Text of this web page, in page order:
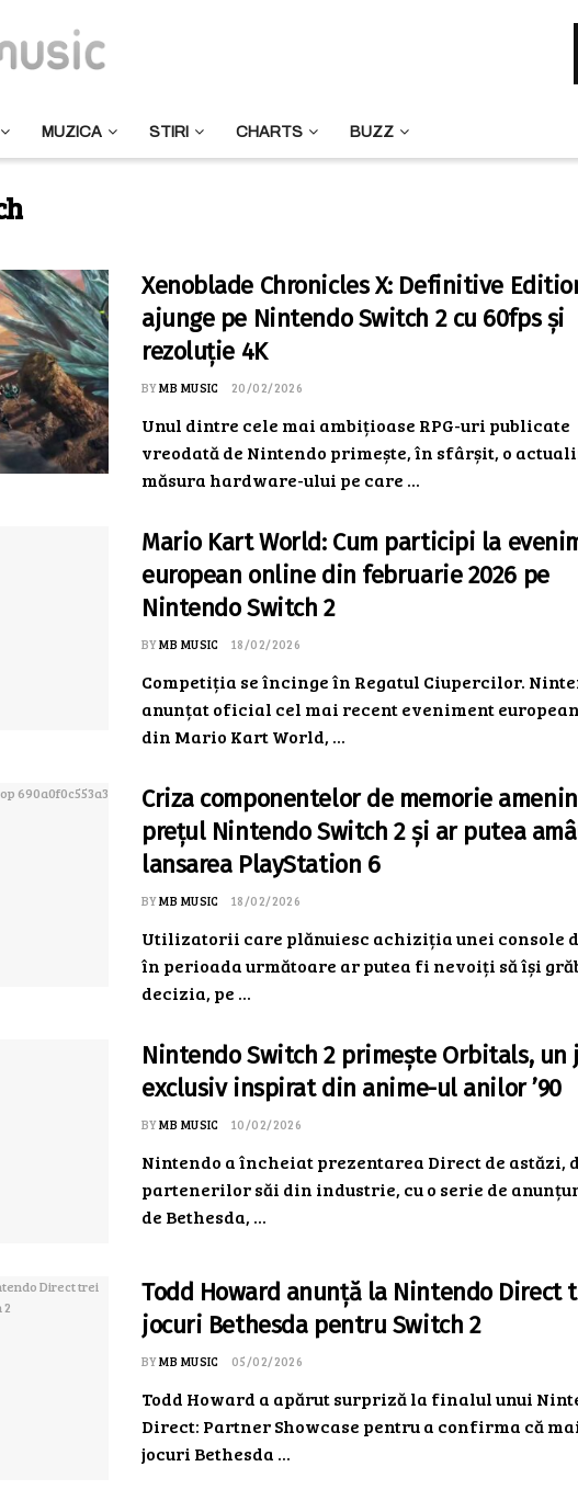
MUZICA STIRI CHARTS BUZZ
Xenoblade Chronicles X: Definitive
ajunge pe Nintendo Switch 2 cu 60fps și
rezoluție 4K
BYMB MUSIC 20/02/2026
Unul dintre cele mai ambițioase RPG-uri publicate
vreodată de Nintendo primește, în sfârșit, o
măsura hardware-ului pe care ...
Mario Kart World: Cum participi la
european online din februarie 2026 pe
Nintendo Switch 2
BYMB MUSIC 18/02/2026
Competiția se încinge în Regatul Ciupercilor.
anunțat oficial cel mai recent eveniment
din Mario Kart World, ...
Criza componentelor de memorie
prețul Nintendo Switch 2 și ar putea
lansarea PlayStation 6
BYMB MUSIC 18/02/2026
Utilizatorii care plănuiesc achiziția unei console
în perioada următoare ar putea fi nevoiți să își
decizia, pe ...
Nintendo Switch 2 primește Orbitals, un
exclusiv inspirat din anime-ul anilor ’90
BYMB MUSIC 10/02/2026
Nintendo a încheiat prezentarea Direct de astăzi,
partenerilor săi din industrie, cu o serie de
de Bethesda, ...
Todd Howard anunță la Nintendo Direct
jocuri Bethesda pentru Switch 2
BYMB MUSIC 05/02/2026
Todd Howard a apărut surpriză la finalul unui
Direct: Partner Showcase pentru a confirma că
jocuri Bethesda ...